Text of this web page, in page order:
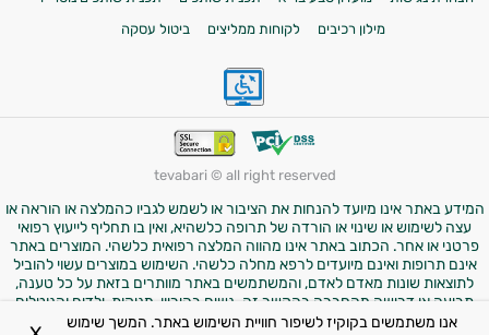
מילון רכיבים
לקוחות ממליצים ביטול עסקה
tevabari © all right reserved
המידע באתר אינו מיועד להנחות את הציבור או לשמש לגביו כהמלצה או הוראה או
עצה לשימוש או שינוי או הורדה של תרופה כלשהיא, ואין בו תחליף לייעוץ רפואי
פרטני או אחר. הכתוב באתר אינו מהווה המלצה רפואית כלשהי. המוצרים באתר
אינם תרופות ואינם מיועדים לרפא מחלה כלשהי. השימוש במוצרים עשוי להוביל
לתוצאות שונות מאדם לאדם, והמשתמשים באתר מוותרים בזאת על כל טענה,
תביעה או דרישה מהחברה בהקשר זה. נשים בהיריון, מניקות, ילדים והנוטלים
תרופות מרשם – יש להיוועץ ברופא לפני השימוש במוצרים. התמונות באתר הן
אנו משתמשים בקוקיז לשיפור חוויית השימוש באתר. המשך שימוש